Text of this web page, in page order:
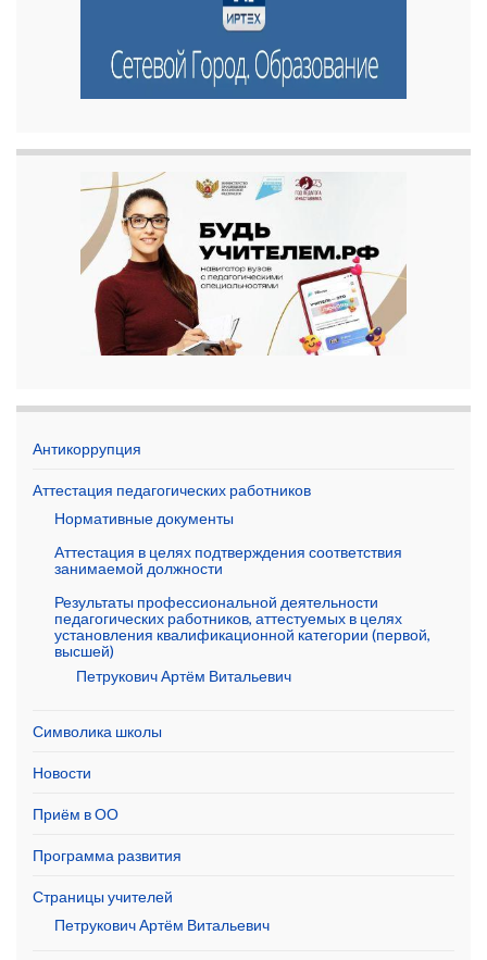
Антикоррупция
Аттестация педагогических работников
Нормативные документы
Аттестация в целях подтверждения соответствия
занимаемой должности
Результаты профессиональной деятельности
педагогических работников, аттестуемых в целях
установления квалификационной категории (первой,
высшей)
Петрукович Артём Витальевич
Символика школы
Новости
Приём в ОО
Программа развития
Страницы учителей
Петрукович Артём Витальевич